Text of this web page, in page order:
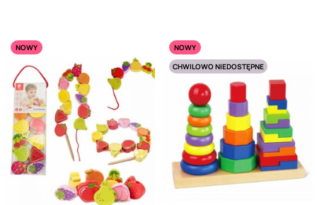
NOWY
NOWY
CHWILOWO NIEDOSTĘPNE